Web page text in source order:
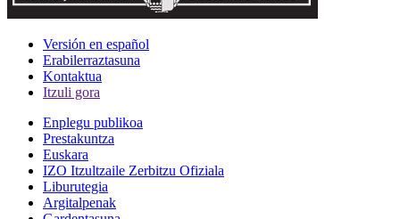
Versión en español
Erabilerraztasuna
Kontaktua
Itzuli gora
Enplegu publikoa
Prestakuntza
Euskara
IZO Itzultzaile Zerbitzu Ofiziala
Liburutegia
Argitalpenak